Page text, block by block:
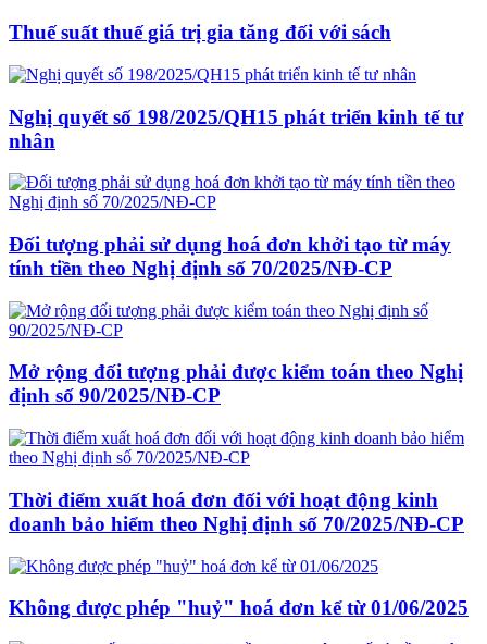
Thuế suất thuế giá trị gia tăng đối với sách
Nghị quyết số 198/2025/QH15 phát triển kinh tế tư
nhân
Đối tượng phải sử dụng hoá đơn khởi tạo từ máy
tính tiền theo Nghị định số 70/2025/NĐ-CP
Mở rộng đối tượng phải được kiểm toán theo Nghị
định số 90/2025/NĐ-CP
Thời điểm xuất hoá đơn đối với hoạt động kinh
doanh bảo hiểm theo Nghị định số 70/2025/NĐ-CP
Không được phép "huỷ" hoá đơn kể từ 01/06/2025